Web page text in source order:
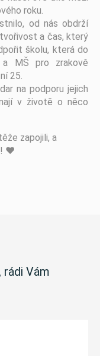
roku.
od nás obdrží
a čas, který
školu, která do
MŠ pro zrakově
25.
na podporu jejich
v životě o něco
zapojili, a
❤️
Vám